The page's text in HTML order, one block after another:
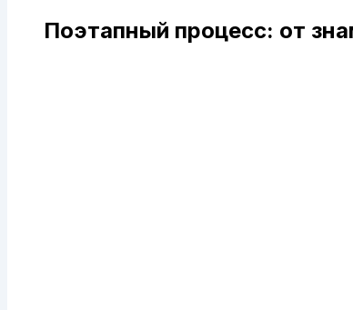
Поэтапный процесс: от